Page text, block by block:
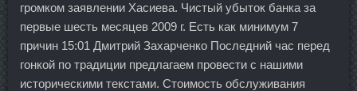
громком заявлении Хасиева. Чистый убыток банка за
первые шесть месяцев 2009 г. Есть как минимум 7
причин 15:01 Дмитрий Захарченко Последний час перед
гонкой по традиции предлагаем провести с нашими
историческими текстами. Стоимость обслуживания